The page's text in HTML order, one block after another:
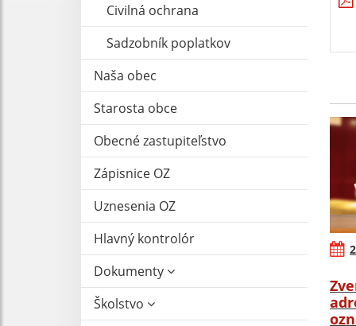
Civilná ochrana
Sadzobník poplatkov
Naša obec
Starosta obce
Obecné zastupiteľstvo
Zápisnice OZ
Uznesenia OZ
Hlavný kontrolór
Dokumenty
Školstvo